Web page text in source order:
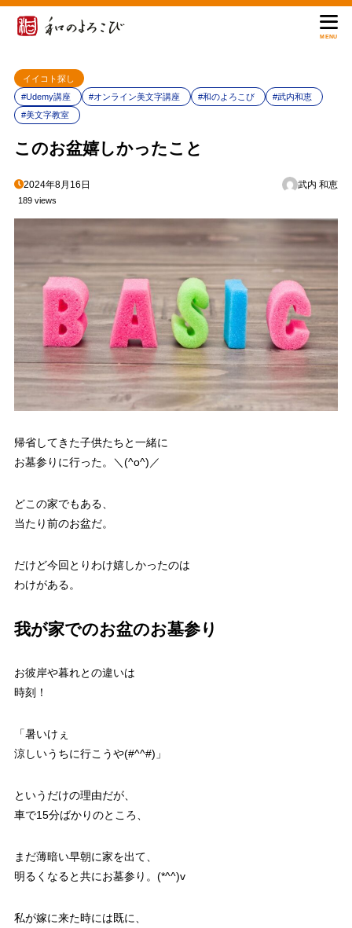
MENU
イイコト探し
#Udemy講座
#オンライン美文字講座 #和のよろこび
#武内和恵
#美文字教室
このお盆嬉しかったこと
2024年8月16日 武内 和恵
189 views
帰省してきた子供たちと一緒に
お墓参りに行った。＼(^o^)／
どこの家でもある、
当たり前のお盆だ。
だけど今回とりわけ嬉しかったのは
わけがある。
我が家でのお盆のお墓参り
お彼岸や暮れとの違いは
時刻！
「暑いけぇ
涼しいうちに行こうや(#^^#)」
というだけの理由だが、
車で15分ばかりのところ、
まだ薄暗い早朝に家を出て、
明るくなると共にお墓参り。(*^^)v
私が嫁に来た時には既に、